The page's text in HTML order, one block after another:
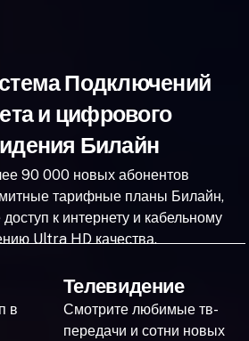
Подключений
и цифрового
Билайн
90 000 новых абонентов
тарифные планы Билайн,
к интернету и кабельному
Ultra HD качества.
в
Телевидение
Смотрите любимые тв-
передачи и сотни новых